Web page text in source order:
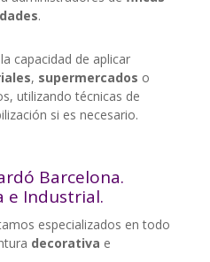
.
capacidad de aplicar
, supermercados o
utilizando técnicas de
si es necesario.
Barcelona.
e Industrial.
especializados en todo
decorativa e